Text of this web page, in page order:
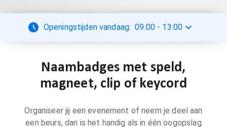
Openingstijden vandaag: 09:00 - 13:00
Naambadges met speld,
magneet, clip of keycord
Organiseer jij een evenement of neem je deel aan
een beurs, dan is het handig als in één oogopslag